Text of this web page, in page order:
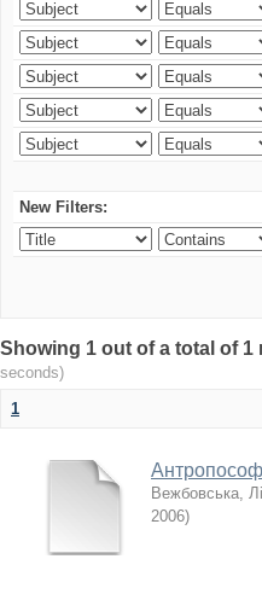
New Filters:
Showing 1 out of a total of
seconds)
1
Вежбовська,
2006)